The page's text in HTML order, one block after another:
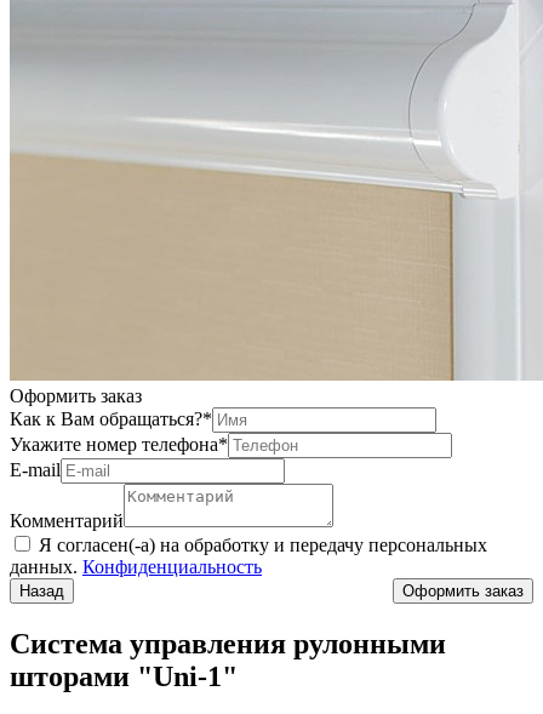
Оформить заказ
Как к Вам обращаться?*
Укажите номер телефона*
Е-mail
Комментарий
Я согласен(-а) на обработку и передачу персональных
данных. Конфиденциальность
Назад
Система управления рулонными
шторами "Uni-1"